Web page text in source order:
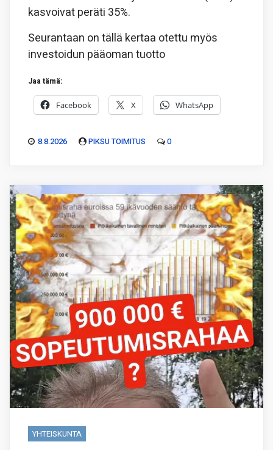
kasvoivat peräti 35%.
Seurantaan on tällä kertaa otettu myös
investoidun pääoman tuotto
Jaa tämä:
Facebook X WhatsApp
8.8.2026 PIKSU TOIMITUS 0
YHTEISKUNTA